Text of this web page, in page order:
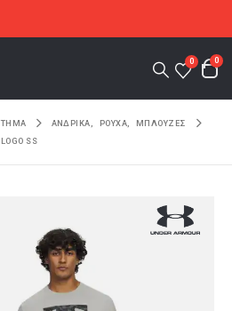
0 0
ΑΝΔΡΙΚΑ ΡΟΥΧΑ
ΜΠΛΟΥΖΕΣ
SS